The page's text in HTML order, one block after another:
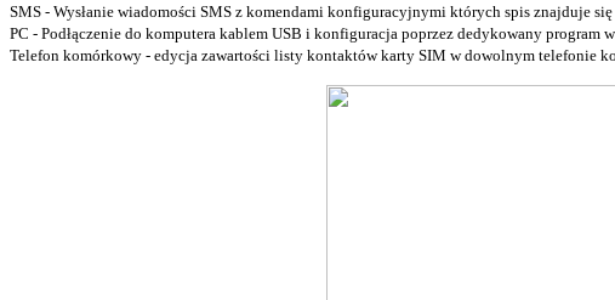
SMS - Wysłanie wiadomości SMS z komendami konfiguracyjnymi których spis znajduje
PC - Podłączenie do komputera kablem USB i konfiguracja poprzez dedykowany program
Telefon komórkowy - edycja zawartości listy kontaktów karty SIM w dowolnym telefonie